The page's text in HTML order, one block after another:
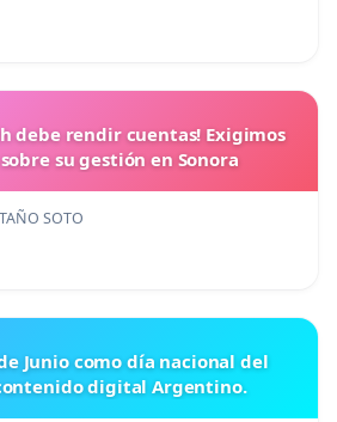
debe rendir cuentas! Exigimos
su gestión en Sonora
SOTO
Junio como día nacional del
digital Argentino.